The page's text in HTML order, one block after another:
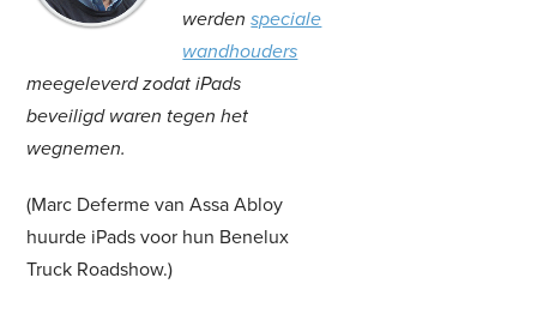
werdenspeciale
wandhouders
meegeleverd zodat iPads
beveiligd waren tegen het
wegnemen.
(Marc Deferme van Assa Abloy
huurde iPads voor hun Benelux
Truck Roadshow.)